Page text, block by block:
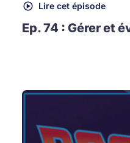
Lire cet épisode
Ep. 74 : Gérer et